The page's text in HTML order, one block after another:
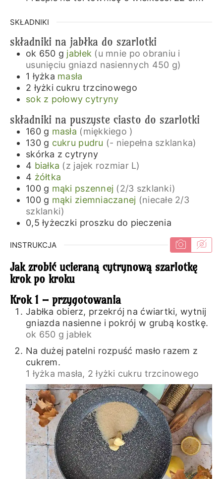
SKŁADNIKI
składniki na jabłka do szarlotki
ok 650 g jabłek (u mnie po obraniu i
usunięciu gniazd nasiennych 450 g)
1 łyżka masła
2 łyżki cukru trzcinowego
sok z połowy cytryny
składniki na puszyste ciasto do szarlotki
160 g masła (miękkiego )
130 g cukru pudru (- niepełna szklanka)
skórka z cytryny
4 białka (z jajek rozmiar L)
4 żółtka
100 g mąki pszennej (2/3 szklanki)
100 g mąki ziemniaczanej (niecałe 2/3
szklanki)
0,5 łyżeczki proszku do pieczenia
INSTRUKCJA
Jak zrobić ucieraną cytrynową szarlotkę
krok po kroku
Krok 1 – przygotowania
Jabłka obierz, przekrój na ćwiartki, wytnij
gniazda nasienne i pokrój w grubą kostkę.
ok 650 g jabłek
Na dużej patelni rozpuść masło razem z
cukrem.
1 łyżka masła, 2 łyżki cukru trzcinowego